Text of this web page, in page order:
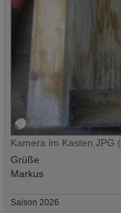
Kamera im Kasten.JPG
Grüße
Markus
Saison 2026